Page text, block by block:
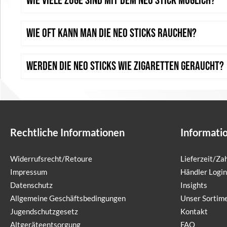
Wie oft kann man die neo Sticks rauchen?
Werden die neo Sticks wie Zigaretten geraucht?
Rechtliche Informationen
Widerrufsrecht/Retoure
Impressum
Datenschutz
Allgemeine Geschäftsbedingungen
Jugendschutzgesetz
Altgeräteentsorgung
Lieferzeit/
Händler Login
Insights
Unser
Kontakt
FAQ